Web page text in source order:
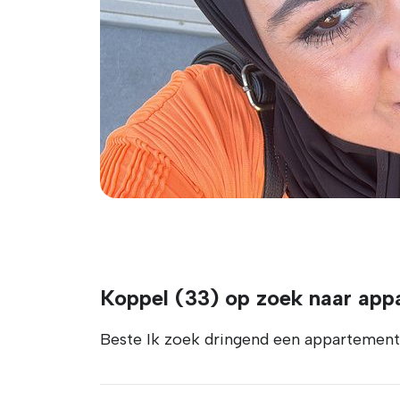
Koppel (33) op zoek naar
Beste Ik zoek dringend een